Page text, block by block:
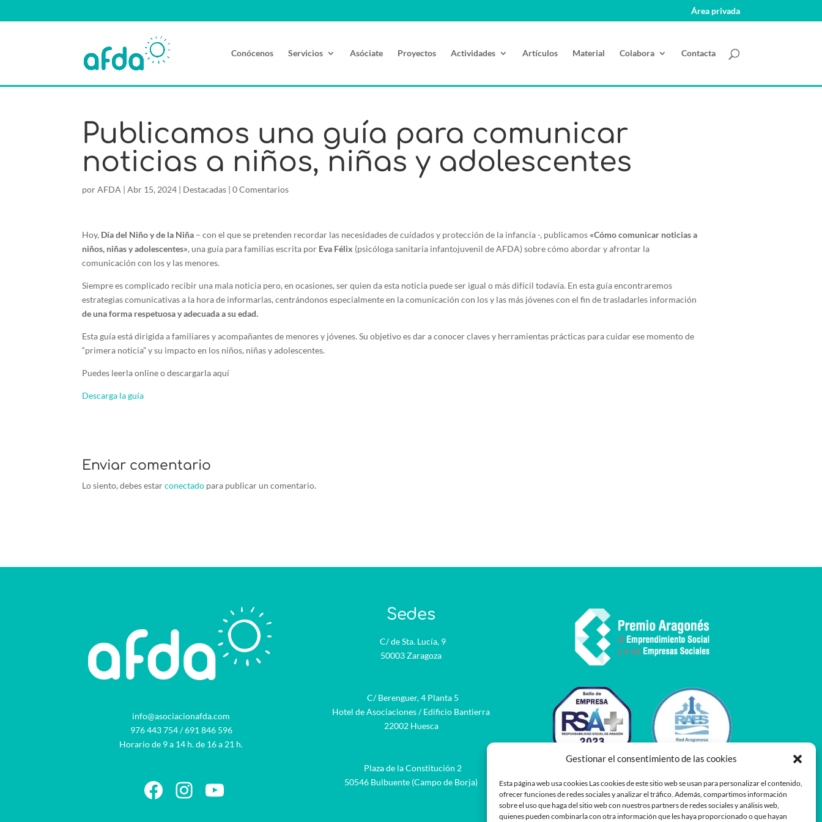
Gestionar el consentimiento de las cookies
Esta página web usa cookies Las cookies de este sitio web se usan para personalizar el contenido,
ofrecer funciones de redes sociales y analizar el tráfico. Además, compartimos información
sobre el uso que haga del sitio web con nuestros partners de redes sociales y análisis web,
quienes pueden combinarla con otra información que les haya proporcionado o que hayan
Área privada
Conócenos Servicios Asóciate Proyectos Actividades Artículos Material Colabora Contacta
Publicamos una guía para comunicar
noticias a niños, niñas y adolescentes
porAFDA |Abr 15, 2024 | Destacadas |0 Comentarios
Hoy, Día del Niño y de la Niña – con el que se pretenden recordar las necesidades de cuidados y protección de la infancia -, publicamos «Cómo comunicar noticias a
niños, niñas y adolescentes», una guía para familias escrita por Eva Félix (psicóloga sanitaria infantojuvenil de AFDA) sobre cómo abordar y afrontar la
comunicación con los y las menores.
Siempre es complicado recibir una mala noticia pero, en ocasiones, ser quien da esta noticia puede ser igual o más difícil todavía. En esta guía encontraremos
estrategias comunicativas a la hora de informarlas, centrándonos especialmente en la comunicación con los y las más jóvenes con el fin de trasladarles información
de una forma respetuosa y adecuada a su edad.
Esta guía está dirigida a familiares y acompañantes de menores y jóvenes. Su objetivo es dar a conocer claves y herramientas prácticas para cuidar ese momento de
“primera noticia” y su impacto en los niños, niñas y adolescentes.
Puedes leerla online o descargarla aquí
Descarga la guía
Enviar comentario
Lo siento, debes estarconectado para publicar un comentario.
info@asociacionafda.com
976 443 754/691 846 596
Horario de 9 a 14 h. de 16 a 21 h.
Facebook
Instagram
YouTube
Sedes
C/ de Sta. Lucía, 9
50003 Zaragoza
C/ Berenguer, 4 Planta 5
Hotel de Asociaciones / Edificio Bantierra
22002 Huesca
Plaza de la Constitución 2
50546 Bulbuente (Campo de Borja)